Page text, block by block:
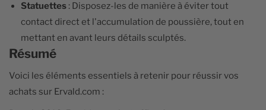
Statuettes : Disposez-les de manière à éviter tout
contact direct et l'accumulation de poussière, tout en
mettant en avant leurs détails sculptés.
Résumé
Voici les éléments essentiels à retenir pour réussir vos
achats sur Ervald.com :